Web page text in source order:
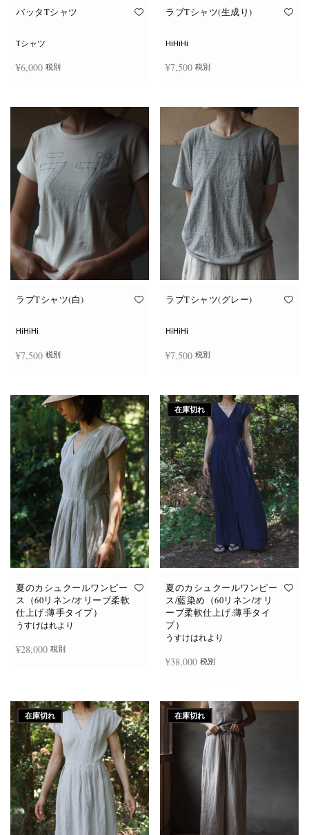
ジ
ら
選
き
ま
す
オ
ジ
ら
選
択
で
き
ま
す
バッタTシャツ
Tシャツ
¥6,000 税別
の
品
に
数
の
バ
リ
エ
ー
シ
ョ
ン
が
あ
り
ま
オ
ジ
か
ら
選
択
で
き
ま
す
ラブTシャツ(生成り)
HiHiHi
¥7,500 税別
の
商
品
に
は
複
数
の
バ
リ
エ
ー
シ
ョ
ン
が
あ
り
ま
オ
ジ
か
ら
選
択
で
き
ま
す
ラブTシャツ(白)
HiHiHi
¥7,500 税別
の
商
品
に
は
複
数
の
バ
リ
エ
ー
シ
ョ
ン
が
あ
り
ま
オ
プ
シ
ョ
ら
選
択
で
き
ま
す
ラブTシャツ(グレー)
HiHiHi
¥7,500 税別
の
商
品
に
複
数
の
ョ
ン
が
あ
り
ま
オ
プ
シ
ョ
ら
選
択
で
き
ま
す
夏のカシュクールワンピー
ス（60リネン/オリーブ柔軟
仕上げ:薄手タイプ）
うすけはれより
¥28,000 税別
在庫切れ
夏のカシュクールワンピー
ス/藍染め（60リネン/オリ
ーブ柔軟仕上げ:薄手タイ
プ）
うすけはれより
¥38,000 税別
在庫切れ 在庫切れ